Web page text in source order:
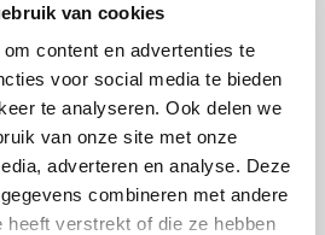
van cookies
content en advertenties te
voor social media te bieden
te analyseren. Ook delen we
van onze site met onze
adverteren en analyse. Deze
combineren met andere
heeft verstrekt of die ze hebben
Plopsa Adidas